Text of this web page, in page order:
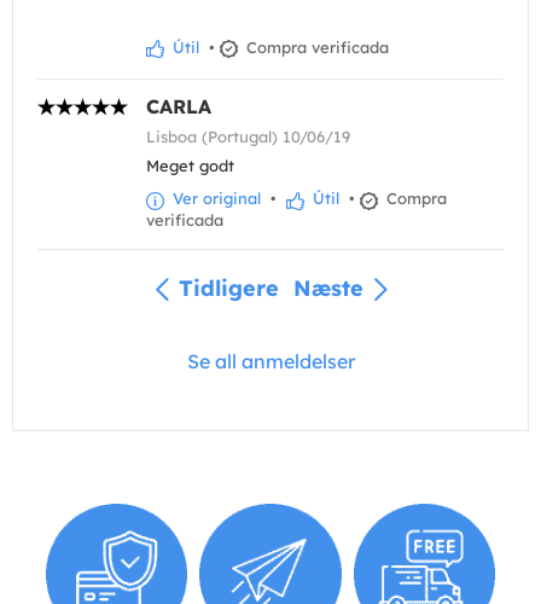
Útil • Compra verificada
CARLA
Lisboa (Portugal) 10/06/19
Meget godt
Ver original • Útil •
Compra
verificada
Tidligere Næste
Se all anmeldelser